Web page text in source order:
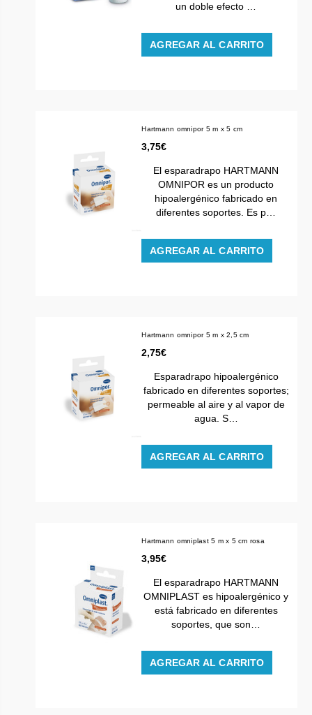
un doble efecto …
AGREGAR AL CARRITO
Hartmann omnipor 5 m x 5 cm
3,75€
El esparadrapo HARTMANN
OMNIPOR es un producto
hipoalergénico fabricado en
diferentes soportes. Es p…
AGREGAR AL CARRITO
Hartmann omnipor 5 m x 2,5 cm
2,75€
Esparadrapo hipoalergénico
fabricado en diferentes soportes;
permeable al aire y al vapor de
agua. S…
AGREGAR AL CARRITO
Hartmann omniplast 5 m x 5 cm rosa
3,95€
El esparadrapo HARTMANN
OMNIPLAST es hipoalergénico y
está fabricado en diferentes
soportes, que son…
AGREGAR AL CARRITO